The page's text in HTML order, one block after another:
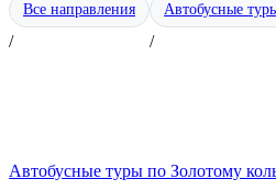
Все направления
/
Автобусные
/
Автобусные туры по Золотому